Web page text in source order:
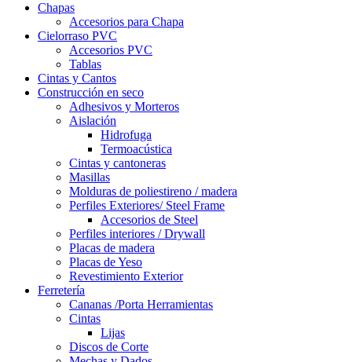
Chapas
Accesorios para Chapa
Cielorraso PVC
Accesorios PVC
Tablas
Cintas y Cantos
Construcción en seco
Adhesivos y Morteros
Aislación
Hidrofuga
Termoacústica
Cintas y cantoneras
Masillas
Molduras de poliestireno / madera
Perfiles Exteriores/ Steel Frame
Accesorios de Steel
Perfiles interiores / Drywall
Placas de madera
Placas de Yeso
Revestimiento Exterior
Ferretería
Cananas /Porta Herramientas
Cintas
Lijas
Discos de Corte